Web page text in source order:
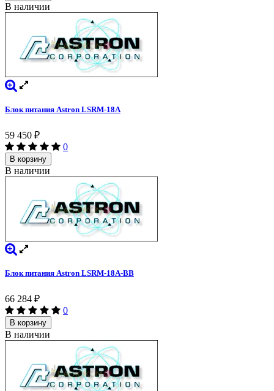
В наличии
Блок питания Astron LSRM-18A
59 450 ₽
0
В корзину
В наличии
Блок питания Astron LSRM-18A-BB
66 284 ₽
0
В корзину
В наличии